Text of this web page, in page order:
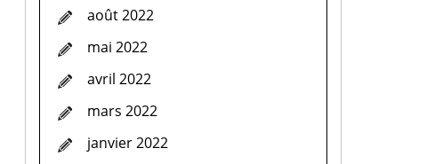
août 2022
mai 2022
avril 2022
mars 2022
janvier 2022